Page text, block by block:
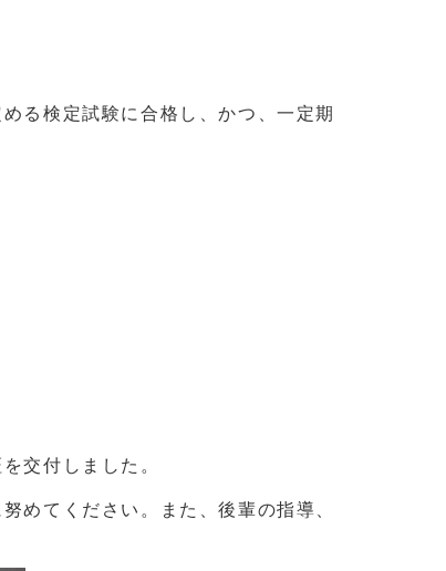
る検定試験に合格し、かつ、一定期
交付しました。
めてください。また、後輩の指導、